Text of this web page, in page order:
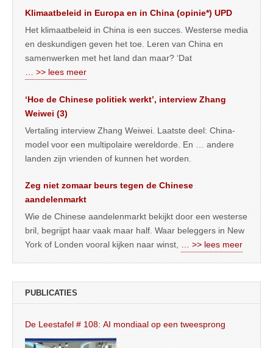
Klimaatbeleid in Europa en in China (opinie*) UPD
Het klimaatbeleid in China is een succes. Westerse media
en deskundigen geven het toe. Leren van China en
samenwerken met het land dan maar? ‘Dat
… >> lees meer
‘Hoe de Chinese politiek werkt’, interview Zhang
Weiwei (3)
Vertaling interview Zhang Weiwei. Laatste deel: China-
model voor een multipolaire wereldorde. En … andere
landen zijn vrienden of kunnen het worden.
Zeg niet zomaar beurs tegen de Chinese
aandelenmarkt
Wie de Chinese aandelenmarkt bekijkt door een westerse
bril, begrijpt haar vaak maar half. Waar beleggers in New
York of Londen vooral kijken naar winst,
… >> lees meer
PUBLICATIES
De Leestafel # 108: AI mondiaal op een tweesprong